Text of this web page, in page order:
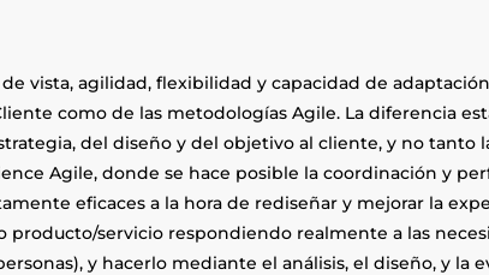
vista, agilidad, flexibilidad y capacidad de
como de las metodologías Agile. La diferencia
del diseño y del objetivo al cliente, y no tanto
Agile, donde se hace posible la coordinación y
eficaces a la hora de rediseñar y mejorar la
producto/servicio respondiendo realmente a las
y hacerlo mediante el análisis, el diseño, y la